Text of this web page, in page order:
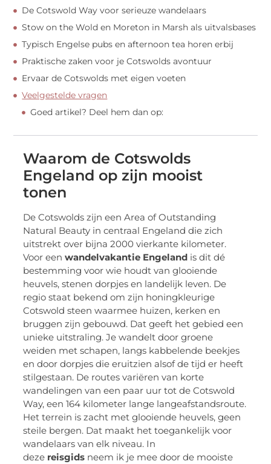
De Cotswold Way voor serieuze wandelaars
Stow on the Wold en Moreton in Marsh als uitvalsbases
Typisch Engelse pubs en afternoon tea horen erbij
Praktische zaken voor je Cotswolds avontuur
Ervaar de Cotswolds met eigen voeten
Veelgestelde vragen
Goed artikel? Deel hem dan op:
Waarom de Cotswolds
Engeland op zijn mooist
tonen
De Cotswolds zijn een Area of Outstanding
Natural Beauty in centraal Engeland die zich
uitstrekt over bijna 2000 vierkante kilometer.
Voor eenwandelvakantie Engeland is dit dé
bestemming voor wie houdt van glooiende
heuvels, stenen dorpjes en landelijk leven. De
regio staat bekend om zijn honingkleurige
Cotswold steen waarmee huizen, kerken en
bruggen zijn gebouwd. Dat geeft het gebied een
unieke uitstraling. Je wandelt door groene
weiden met schapen, langs kabbelende beekjes
en door dorpjes die eruitzien alsof de tijd er heeft
stilgestaan. De routes variëren van korte
wandelingen van een paar uur tot de Cotswold
Way, een 164 kilometer lange langeafstandsroute.
Het terrein is zacht met glooiende heuvels, geen
steile bergen. Dat maakt het toegankelijk voor
wandelaars van elk niveau. In
deze reisgids neem ik je mee door de mooiste